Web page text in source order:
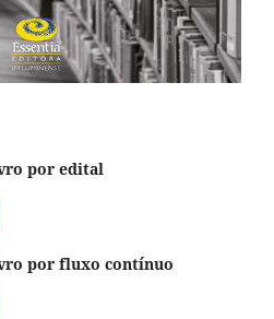
por edital
por fluxo contínuo